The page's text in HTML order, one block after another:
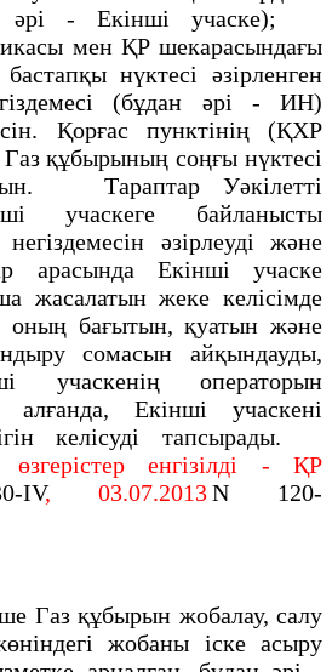
әрі - Екінші учаске);
мен ҚР шекарасындағы
нүктесі әзірленген
(бұдан әрі - ИН)
Қорғас пунктінің (ҚХР
құбырының соңғы нүктесі
Тараптар Уәкілетті
учаскеге байланысты
әзірлеуді және
арасында Екінші учаске
жасалатын жеке келісімде
бағытын, қуатын және
сомасын айқындауды,
учаскенің операторын
Екінші учаскені
келісуді тапсырады.
енгізілді - ҚР
IV, 03.07.2013N 120-
Газ құбырын жобалау, салу
жобаны іске асыру